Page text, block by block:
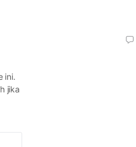
ini.
jika